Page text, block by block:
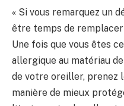
« Si vous remarquez un
être temps de
Une fois que vous êtes
allergique au matériau
de votre oreiller, prenez
manière de mieux